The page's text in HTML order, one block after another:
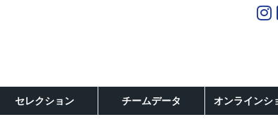
セレクション チームデータ オンラインシ